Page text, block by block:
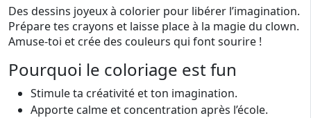
Des dessins joyeux à colorier pour libérer l’imagination.
Prépare tes crayons et laisse place à la magie du clown.
Amuse-toi et crée des couleurs qui font sourire !
Pourquoi le coloriage est fun
Stimule ta créativité et ton imagination.
Apporte calme et concentration après l’école.